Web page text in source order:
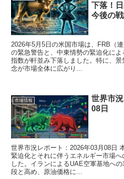
下落！
今後の戦
2026年5月5日の米国市場は、FRB（
の緊急警告と、中東情勢の緊迫化に
指数が軒並み下落しました。特に、
念が市場全体に広がり...
市場情報
世界市
08日
世界市況レポート：2026年03月08日
緊迫化とそれに伴うエネルギー市場
した。イランによるUAE空軍基地へ
段と高め、原油価格に...